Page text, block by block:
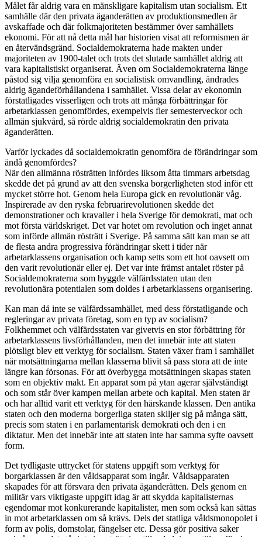
Målet får aldrig vara en mänskligare kapitalism utan socialism. Ett
samhälle där den privata äganderätten av produktionsmedlen är
avskaffade och där folkmajoriteten bestämmer över samhällets
ekonomi. För att nå detta mål har historien visat att reformismen är
en återvändsgränd. Socialdemokraterna hade makten under
majoriteten av 1900-talet och trots det slutade samhället aldrig att
vara kapitalistiskt organiserat. Även om Socialdemokraterna länge
påstod sig vilja genomföra en socialistisk omvandling, ändrades
aldrig ägandeförhållandena i samhället. Vissa delar av ekonomin
förstatligades visserligen och trots att många förbättringar för
arbetarklassen genomfördes, exempelvis fler semesterveckor och
allmän sjukvård, så rörde aldrig socialdemokratin den privata
äganderätten.
Varför lyckades då socialdemokratin genomföra de förändringar som
ändå genomfördes?
När den allmänna rösträtten infördes liksom åtta timmars arbetsdag
skedde det på grund av att den svenska borgerligheten stod inför ett
mycket större hot. Genom hela Europa gick en revolutionär våg.
Inspirerade av den ryska februarirevolutionen skedde det
demonstrationer och kravaller i hela Sverige för demokrati, mat och
mot första världskriget. Det var hotet om revolution och inget annat
som införde allmän rösträtt i Sverige. På samma sätt kan man se att
de flesta andra progressiva förändringar skett i tider när
arbetarklassens organisation och kamp setts som ett hot oavsett om
den varit revolutionär eller ej. Det var inte främst antalet röster på
Socialdemokraterna som byggde välfärdsstaten utan den
revolutionära potentialen som doldes i arbetarklassens organisering.
Kan man då inte se välfärdssamhället, med dess förstatligande och
regleringar av privata företag, som en typ av socialism?
Folkhemmet och välfärdsstaten var givetvis en stor förbättring för
arbetarklassens livsförhållanden, men det innebär inte att staten
plötsligt blev ett verktyg för socialism. Staten växer fram i samhället
när motsättningarna mellan klasserna blivit så pass stora att de inte
längre kan försonas. För att överbygga motsättningen skapas staten
som en objektiv makt. En apparat som på ytan agerar självständigt
och som står över kampen mellan arbete och kapital. Men staten är
och har alltid varit ett verktyg för den härskande klassen. Den antika
staten och den moderna borgerliga staten skiljer sig på många sätt,
precis som staten i en parlamentarisk demokrati och den i en
diktatur. Men det innebär inte att staten inte har samma syfte oavsett
form.
Det tydligaste uttrycket för statens uppgift som verktyg för
borgarklassen är den våldsapparat som ingår. Våldsapparaten
skapades för att försvara den privata äganderätten. Dels genom en
militär vars viktigaste uppgift idag är att skydda kapitalisternas
egendomar mot konkurerande kapitalister, men som också kan sättas
in mot arbetarklassen om så krävs. Dels det statliga våldsmonopolet i
form av polis, domstolar, fängelser etc. Dessa gör positiva saker